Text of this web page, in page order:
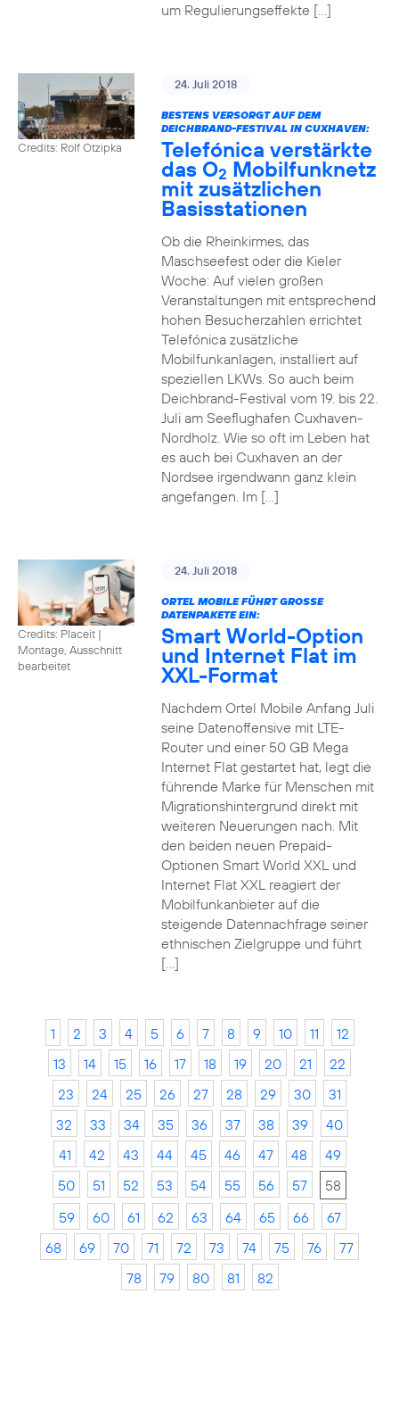
um Regulierungseffekte […]
Credits: Rolf Otzipka
24. Juli 2018
BESTENS VERSORGT AUF DEM
DEICHBRAND-FESTIVAL IN CUXHAVEN:
Telefónica verstärkte
das O2 Mobilfunknetz
mit zusätzlichen
Basisstationen
Ob die Rheinkirmes, das
Maschseefest oder die Kieler
Woche: Auf vielen großen
Veranstaltungen mit entsprechend
hohen Besucherzahlen errichtet
Telefónica zusätzliche
Mobilfunkanlagen, installiert auf
speziellen LKWs. So auch beim
Deichbrand-Festival vom 19. bis 22.
Juli am Seeflughafen Cuxhaven-
Nordholz. Wie so oft im Leben hat
es auch bei Cuxhaven an der
Nordsee irgendwann ganz klein
angefangen. Im […]
Credits: Placeit |
Montage, Ausschnitt
bearbeitet
24. Juli 2018
ORTEL MOBILE FÜHRT GROSSE D
ATENPAKETE EIN:
Smart World-Option
und Internet Flat im
XXL-Format
Nachdem Ortel Mobile Anfang Juli
seine Datenoffensive mit LTE-
Router und einer 50 GB Mega
Internet Flat gestartet hat, legt die
führende Marke für Menschen mit
Migrationshintergrund direkt mit
weiteren Neuerungen nach. Mit
den beiden neuen Prepaid-
Optionen Smart World XXL und
Internet Flat XXL reagiert der
Mobilfunkanbieter auf die
steigende Datennachfrage seiner
ethnischen Zielgruppe und führt
[…]
1 2 3 4 5 6 7 8 9 10 11
12
13
14 15 16 17 18 19 20 21
22
23
24 25 26 27 28 29 30
31
32
33 34 35 36 37 38 39
40
41
42 43 44 45 46 47 48
49
50
51 52 53 54 55 56 57
58
59
60 61 62 63 64 65 66
67
68
69 70 71 72 73 74 75 76
77
78
79 80 81 82